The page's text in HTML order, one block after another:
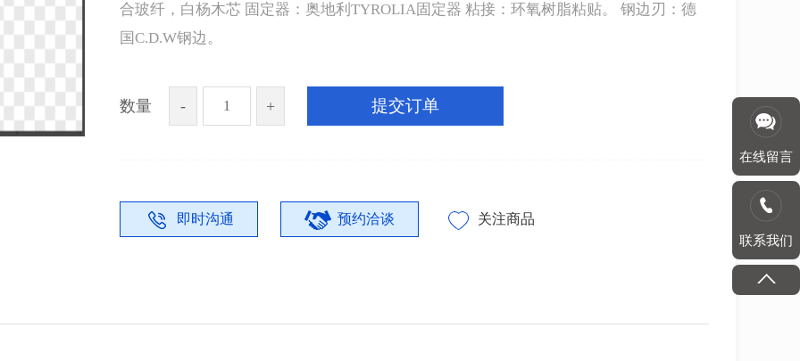
合玻纤，白杨木芯 固定器：奥地利TYROLIA固定器 粘接：环氧树脂粘贴。 钢边刃：德
国C.D.W钢边。
数量 - + 提交订单
即时沟通 预约洽谈 关注商品
在线留言
联系我们